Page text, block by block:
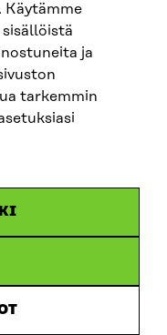
Käytämme
ja
tarkemmin